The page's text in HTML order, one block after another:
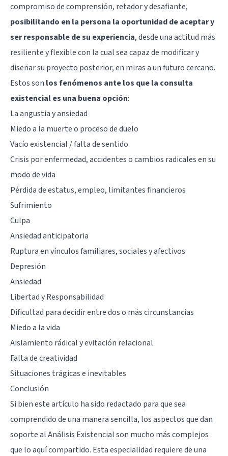
compromiso de comprensión, retador y desafiante,
posibilitando en la persona la oportunidad de aceptar y
ser responsable de su experiencia, desde una actitud más
resiliente y flexible con la cual sea capaz de modificar y
diseñar su proyecto posterior, en miras a un futuro cercano.
Estos son los fenómenos ante los que la consulta
existencial es una buena opción:
La angustia y ansiedad
Miedo a la muerte o proceso de duelo
Vacío existencial / falta de sentido
Crisis por enfermedad, accidentes o cambios radicales en su
modo de vida
Pérdida de estatus, empleo, limitantes financieros
Sufrimiento
Culpa
Ansiedad anticipatoria
Ruptura en vínculos familiares, sociales y afectivos
Depresión
Ansiedad
Libertad y Responsabilidad
Dificultad para decidir entre dos o más circunstancias
Miedo a la vida
Aislamiento rádical y evitación relacional
Falta de creatividad
Situaciones trágicas e inevitables
Conclusión
Si bien este artículo ha sido redactado para que sea
comprendido de una manera sencilla, los aspectos que dan
soporte al Análisis Existencial son mucho más complejos
que lo aquí compartido. Esta especialidad requiere de una